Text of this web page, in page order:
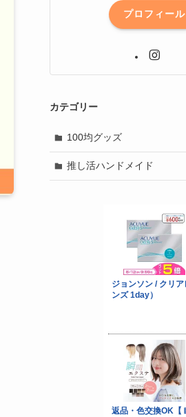
プロフィール
カテゴリー
100均グッズ
推し活ハンドメイド